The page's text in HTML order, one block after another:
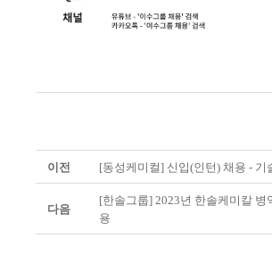
이전 [동성케미컬] 신입(인턴) 채용 - 기
다음
[한솔그룹] 2023년 한솔케미칼 병
용